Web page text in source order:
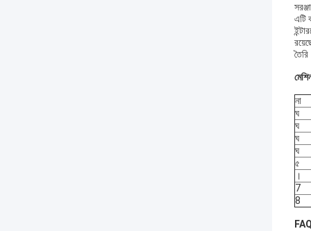
এটি
না
ঘ
ঘ
ঘ
ঘ
৫
।
7
8